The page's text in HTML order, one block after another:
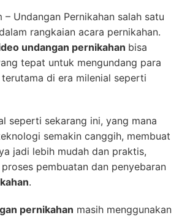
– Undangan Pernikahan salah satu
rangkaian acara pernikahan.
undangan pernikahan bisa
tepat untuk mengundang para
di era milenial seperti
seperti sekarang ini, yang mana
semakin canggih, membuat
jadi lebih mudah dan praktis,
pembuatan dan penyebaran
.
pernikahan masih menggunakan